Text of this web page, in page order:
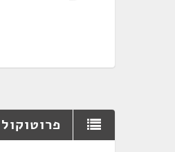
פרוטוקול